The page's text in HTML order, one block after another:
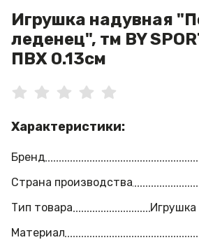
Игрушка надувная
леденец", тм BY
ПВХ 0.13см
Характеристики:
Бренд
Страна производства
Тип товара
Материал